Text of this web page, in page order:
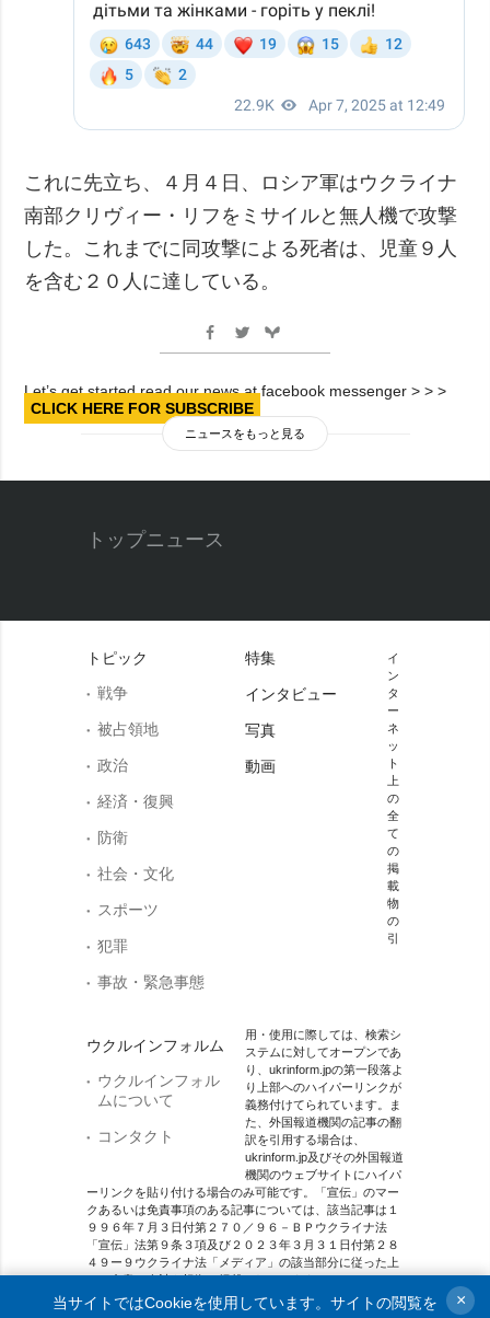
これに先立ち、４月４日、ロシア軍はウクライナ
南部クリヴィー・リフをミサイルと無人機で攻撃
した。これまでに同攻撃による死者は、児童９人
を含む２０人に達している。
Let’s get started read our news at facebook messenger > > >
CLICK HERE FOR SUBSCRIBE
ニュースをもっと見る
トップニュース
トピック
戦争
被占領地
政治
経済・復興
防衛
社会・文化
スポーツ
犯罪
事故・緊急事態
ウクルインフォルム
ウクルインフォル
ムについて
コンタクト
特集
インタビュー
写真
動画
イ
ン
タ
ー
ネ
ッ
ト
上
の
全
て
の
掲
載
物
の
引
用・使用に際しては、検索シ
ステムに対してオープンであ
り、ukrinform.jpの第一段落よ
り上部へのハイパーリンクが
義務付けてられています。ま
た、外国報道機関の記事の翻
訳を引用する場合は、
ukrinform.jp及びその外国報道
機関のウェブサイトにハイパ
ーリンクを貼り付ける場合のみ可能です。「宣伝」のマー
クあるいは免責事項のある記事については、該当記事は１
９９６年７月３日付第２７０／９６－ＢＰウクライナ法
「宣伝」法第９条３項及び２０２３年３月３１日付第２８
４９ー９ウクライナ法「メディア」の該当部分に従った上
で、合意／会計を根拠に掲載されています。
オンラインメディア主体 メディア識別番号：R40-01421.
当サイトではCookieを使用しています。サイトの閲覧を ×